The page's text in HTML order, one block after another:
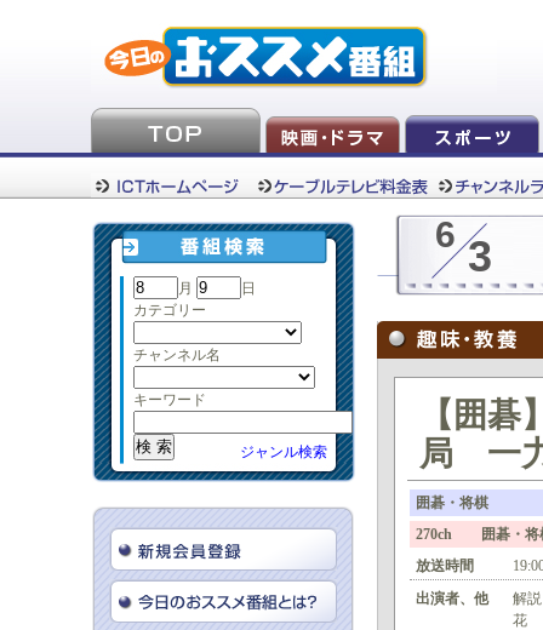
月
日
カテゴリー
チャンネル名
キーワード
ジャンル検索
6 3
【囲
局 一
囲碁・将棋
270ch 囲碁・将
放送時間
出演者、他
解
花